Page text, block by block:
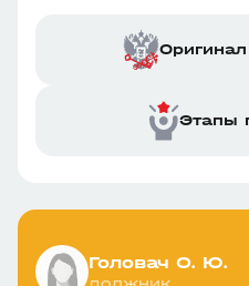
Этапы
Головач О. Ю.